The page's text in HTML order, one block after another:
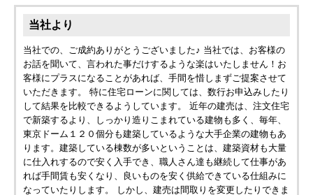
当社より
当社での、ご成約ありがとうございました♪ 当社では、お客様の
お話を聞いて、言われた事だけするような楽はいたしません！お
客様にプラスになることがあれば、手間を惜しまずご提案させて
いただきます。 特に住宅ローンに関しては、数行お申込みしたり
して結果を比較できるようしています。 近年の建売は、注文住宅
で新築するより、しっかり造りこまれている建物も多く、毎年、
東京ドーム１２０個分も建築しているような大手企業の建物もあ
ります。建築している棟数が多いということは、建築資材も大量
に仕入れするので安く入手でき、職人さん達も継続して仕事があ
れば手間賃も安くなり、良いものを安く供給できている仕組みに
なっていたりします。 しかし、建売は間取りを変更したりできま